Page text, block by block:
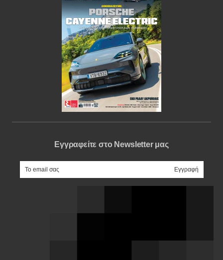
Εγγραφείτε στο Newsletter μας
e-mail